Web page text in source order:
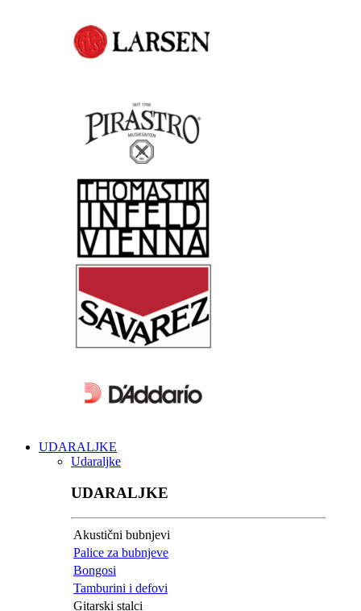
UDARALJKE
Udaraljke
UDARALJKE
Akustični bubnjevi
Palice za bubnjeve
Bongosi
Tamburini i defovi
Gitarski stalci